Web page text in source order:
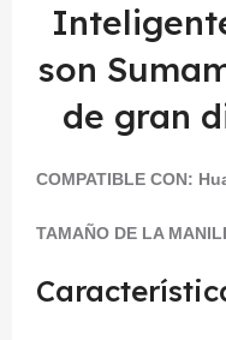
son
de gran
COMPATIBLE CON:
TAMAÑO DE LA